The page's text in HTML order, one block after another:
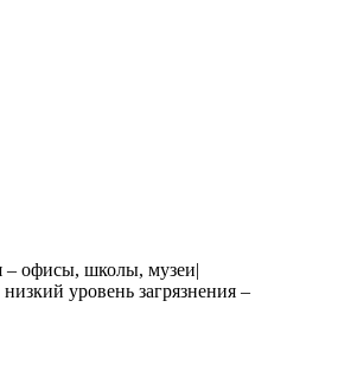
– офисы, школы, музеи|
уровень загрязнения –